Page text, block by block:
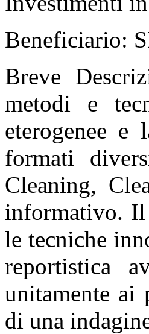
Beneficiario:
Breve
metodi e
eterogenee
formati
Cleaning,
informativo. Il
le tecniche
reportistica
unitamente ai
di una